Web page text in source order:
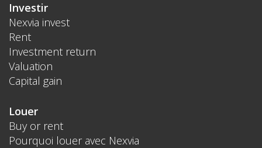
Investir
Nexvia invest
Rent
Investment return
Valuation
Capital gain
Louer
Buy or rent
Pourquoi louer avec Nexvia